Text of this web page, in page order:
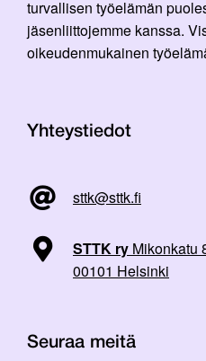
turvallisen työelämän
jäsenliittojemme kanssa.
oikeudenmukainen
Yhteystiedot
sttk@sttk.fi
STTK ry Mikonkatu
00101 Helsinki
Seuraa meitä